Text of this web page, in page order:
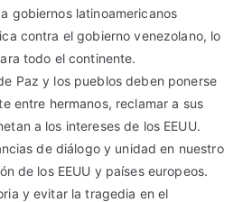
gobiernos latinoamericanos
contra el gobierno venezolano, lo
todo el continente.
Paz y los pueblos deben ponerse
entre hermanos, reclamar a sus
a los intereses de los EEUU.
de diálogo y unidad en nuestro
de los EEUU y países europeos.
y evitar la tragedia en el